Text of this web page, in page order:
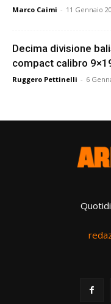
Marco Caimi - 11 Gennaio
Decima divisione
compact calibro
Ruggero Pettinelli - 6